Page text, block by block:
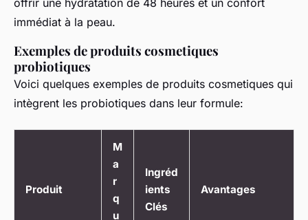
offrir une hydratation de 48 heures et un confort
immédiat à la peau.
Exemples de produits cosmetiques
probiotiques
Voici quelques exemples de produits cosmetiques qui
intègrent les probiotiques dans leur formule:
Produit
M
a
r
q
u
Ingréd
ients
Clés
Avantages